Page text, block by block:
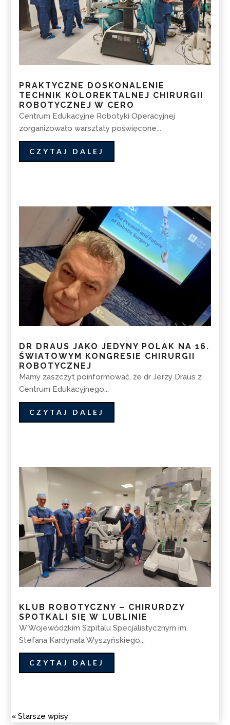
PRAKTYCZNE DOSKONALENIE
TECHNIK KOLOREKTALNEJ CHIRURGII
ROBOTYCZNEJ W CERO
Centrum Edukacyjne Robotyki Operacyjnej
zorganizowało warsztaty poświęcone...
CZYTAJ DALEJ
DR DRAUS JAKO JEDYNY POLAK NA 16.
ŚWIATOWYM KONGRESIE CHIRURGII
ROBOTYCZNEJ
Mamy zaszczyt poinformować, że dr Jerzy Draus z
Centrum Edukacyjnego...
CZYTAJ DALEJ
KLUB ROBOTYCZNY – CHIRURDZY
SPOTKALI SIĘ W LUBLINIE
W Wojewódzkim Szpitalu Specjalistycznym im.
Stefana Kardynała Wyszyńskiego...
CZYTAJ DALEJ
« Starsze wpisy